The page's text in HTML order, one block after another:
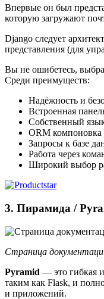
Впервые он был
которую загружают
Django следует
представления (для
Вы не ошибетесь,
Среди преимуществ:
Надёжность и
Встроенная
Собственный
ORM
Запросы к базе
Работа через
Широкий выбор
3. Пирамида /
Страница
Pyramid — это гибкая
таким как Flask, и
и приложений.